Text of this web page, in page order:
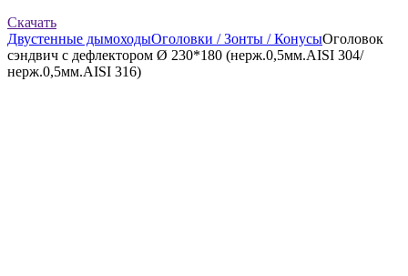
Скачать
Двустенные дымоходыОголовки / Зонты / КонусыОголовок
сэндвич с дефлектором Ø 230*180 (нерж.0,5мм.AISI 304/
нерж.0,5мм.AISI 316)